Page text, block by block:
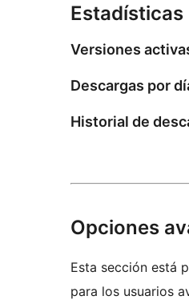
Estadísticas
Versiones
Descargas por
Historial de
Opciones
Esta sección está
para los usuarios